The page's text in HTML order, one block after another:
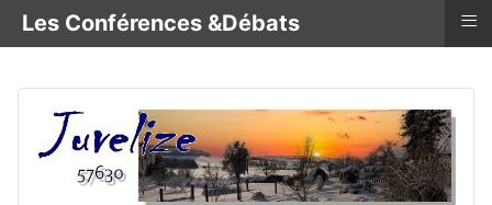
Les Conférences &Débats ≡